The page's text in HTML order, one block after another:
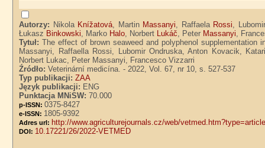
Autorzy: Nikola Knížatová, Martin Massanyi, Raffaela Rossi,
Łukasz Binkowski, Marko Halo, Norbert Lukáč, Peter Massanyi,
Tytuł:The effect of brown seaweed and polyphenol
Massanyi, Raffaella Rossi, Lubomir Ondruska, Anton Kovacik,
Norbert Lukac, Peter Massanyi, Francesco Vizzarri
Źródło:Veterinární medicína. - 2022, Vol. 67, nr 10, s. 527-537
Typ publikacji:ZAA
Język publikacji: ENG
Punktacja MNiSW:70.000
p-ISSN:0375-8427
e-ISSN: 1805-9392
Adres url: http://www.agriculturejournals.cz/web/
DOI: 10.17221/26/2022-VETMED